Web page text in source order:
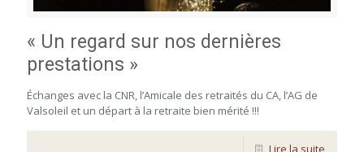
« Un regard sur nos dernières
prestations »
Échanges avec la CNR, l’Amicale des retraités du CA, l’AG de
Valsoleil et un départ à la retraite bien mérité !!!
Lire la suite